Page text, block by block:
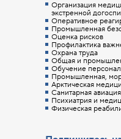
Общая и
Обучение
Промышленная,
Арктическая
Санитарная авиация
Психиатрия и
Физическая
Организация
экстренной
Оперативное
Промышленная
Оценка рисков
Профилактика
Охрана труда